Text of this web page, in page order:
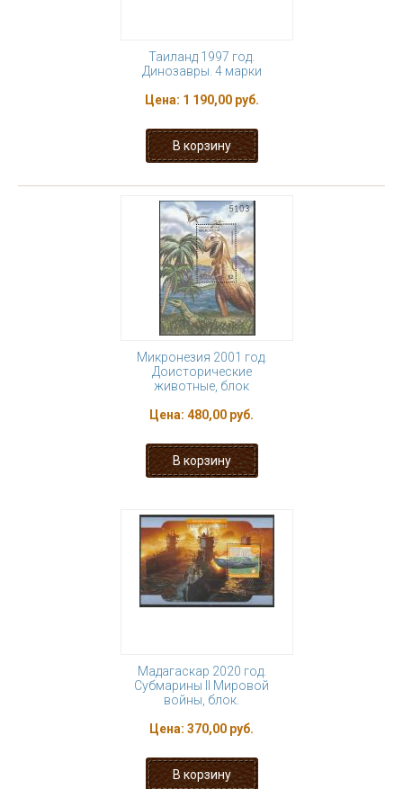
Таиланд 1997 год.
Динозавры. 4 марки
Цена: 1 190,00 руб.
Микронезия 2001 год.
Доисторические
животные, блок
Цена: 480,00 руб.
Мадагаскар 2020 год.
Субмарины II Мировой
войны, блок.
Цена: 370,00 руб.